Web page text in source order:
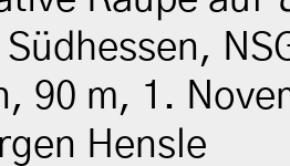
Südhessen,
90 m, 1.
Hensle